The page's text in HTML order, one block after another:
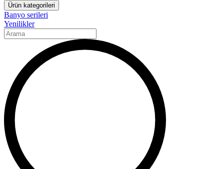
Ürün kategorileri
Banyo serileri
Yenilikler